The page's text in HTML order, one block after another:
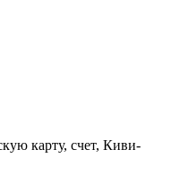
карту, счет, Киви-